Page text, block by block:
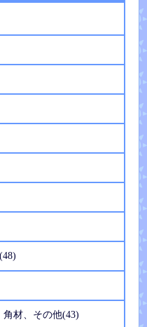
材、その他(43)